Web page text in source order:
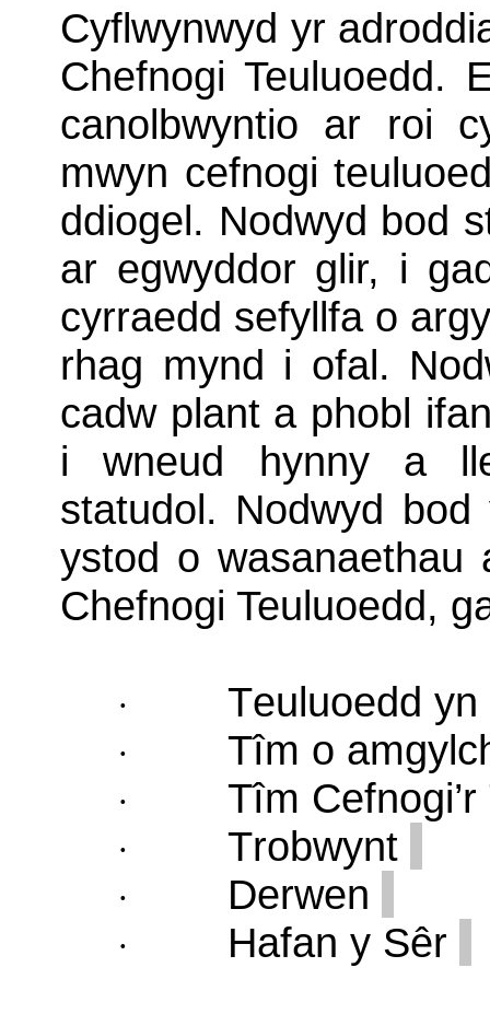
Cyflwynwyd yr
Chefnogi Teuluoedd.
canolbwyntio ar roi
mwyn cefnogi
ddiogel. Nodwyd bod
ar egwyddor glir, i
cyrraedd sefyllfa o
rhag mynd i ofal.
cadw plant a phobl
i wneud hynny a
statudol. Nodwyd
ystod o
Chefnogi Teuluoedd,
· Teuluoedd
· Tîm o
· Tîm
· Trobwynt
· Derwen
· Hafan y Sêr